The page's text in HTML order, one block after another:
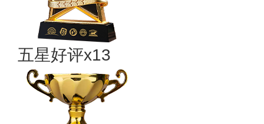
五星好评x13